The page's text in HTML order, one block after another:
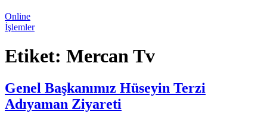
Online
İşlemler
Etiket: Mercan Tv
Genel Başkanımız Hüseyin Terzi
Adıyaman Ziyareti